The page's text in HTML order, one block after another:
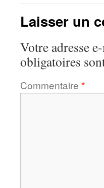
Laisser un
Votre adresse
obligatoires
Commentaire *